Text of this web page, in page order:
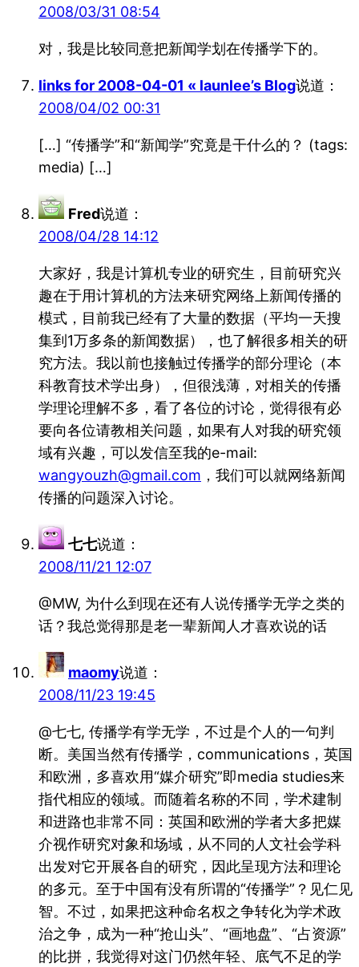
2008/03/31 08:54
对，我是比较同意把新闻学划在传播学下的。
links for 2008-04-01 « launlee’s Blog说道：
2008/04/02 00:31
[…] “传播学”和“新闻学”究竟是干什么的？ (tags:
media) […]
Fred说道：
2008/04/28 14:12
大家好，我是计算机专业的研究生，目前研究兴
趣在于用计算机的方法来研究网络上新闻传播的
模式，目前我已经有了大量的数据（平均一天搜
集到1万多条的新闻数据），也了解很多相关的研
究方法。我以前也接触过传播学的部分理论（本
科教育技术学出身），但很浅薄，对相关的传播
学理论理解不多，看了各位的讨论，觉得很有必
要向各位请教相关问题，如果有人对我的研究领
域有兴趣，可以发信至我的e-mail:
wangyouzh@gmail.com ，我们可以就网络新闻
传播的问题深入讨论。
七七说道：
2008/11/21 12:07
@MW, 为什么到现在还有人说传播学无学之类的
话？我总觉得那是老一辈新闻人才喜欢说的话
maomy说道：
2008/11/23 19:45
@七七, 传播学有学无学，不过是个人的一句判
断。美国当然有传播学，communications，英国
和欧洲，多喜欢用“媒介研究”即media studies来
指代相应的领域。而随着名称的不同，学术建制
和进路也非常不同：英国和欧洲的学者大多把媒
介视作研究对象和场域，从不同的人文社会学科
出发对它开展各自的研究，因此呈现方法和理论
的多元。至于中国有没有所谓的“传播学”？见仁见
智。不过，如果把这种命名权之争转化为学术政
治之争，成为一种“抢山头”、“画地盘”、“占资源”
的比拼，我觉得对这门仍然年轻、底气不足的学